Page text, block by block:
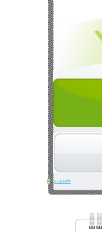
よくある質問